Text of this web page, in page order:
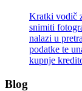
Kratki vodič
snimiti
nalazi u
podatke te
kupnje
Blog